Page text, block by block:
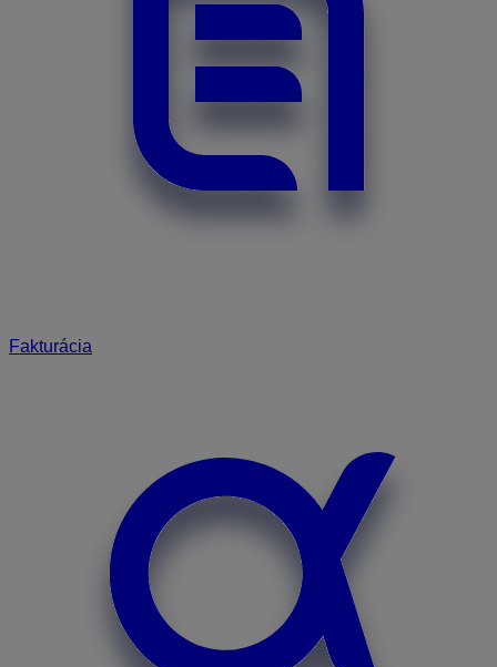
Fakturácia